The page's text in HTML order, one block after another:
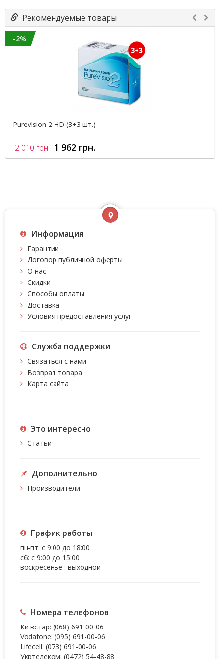
Рекомендуемые товары
-2%
PureVision 2 HD (3+3 шт.)
2 010 грн. 1 962 грн.
Информация
Гарантии
Договор публичной оферты
О нас
Скидки
Способы оплаты
Доставка
Условия предоставления услуг
Служба поддержки
Связаться с нами
Возврат товара
Карта сайта
Это интересно
Статьи
Дополнительно
Производители
График работы
пн-пт: с 9:00 до 18:00
сб: с 9:00 до 15:00
воскресенье : выходной
Номера телефонов
Київстар: (068) 691-00-06
Vodafone: (095) 691-00-06
Lifecell: (073) 691-00-06
Укртелеком: (0472) 54-48-88